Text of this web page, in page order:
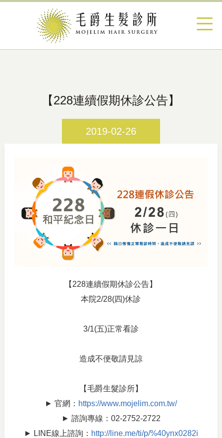
【228連續假期休診公告】
2019-02-26
【228連續假期休診公告】
本院2/28(四)休診
3/1(五)正常看診
造成不便敬請見諒
【毛爵生髮診所】
► 官網： https://www.mojelim.com.tw/
► 諮詢專線：02-2752-2722
► LINE線上諮詢： http://line.me/ti/p/%40ynx0282i